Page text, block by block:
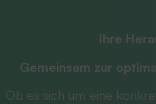
Ihre
Gemeinsam zur
Ob es sich um eine